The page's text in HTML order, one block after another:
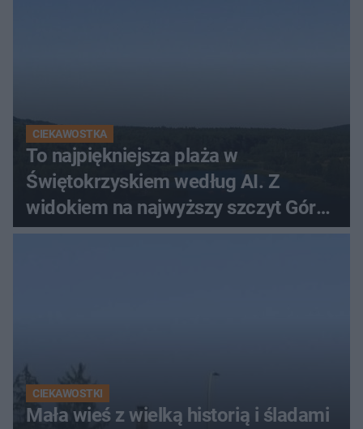
CIEKAWOSTKA
To najpiękniejsza plaża w
Świętokrzyskiem według AI. Z
widokiem na najwyższy szczyt Gór
Świętokrzyskich
CIEKAWOSTKI
Mała wieś z wielką historią i śladami